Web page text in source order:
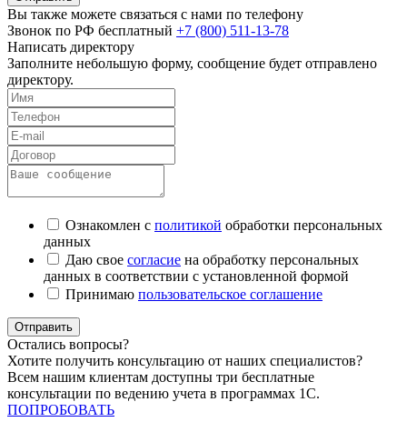
Вы также можете связаться с нами по телефону
Звонок по РФ бесплатный +7 (800) 511-13-78
Написать директору
Заполните небольшую форму, сообщение будет отправлено
директору.
Ознакомлен с политикой обработки персональных
данных
Даю свое согласие на обработку персональных
данных в соответствии с установленной формой
Принимаю пользовательское соглашение
Отправить
Остались вопросы?
Хотите получить консультацию от наших специалистов?
Всем нашим клиентам доступны три бесплатные
консультации по ведению учета в программах 1С.
ПОПРОБОВАТЬ